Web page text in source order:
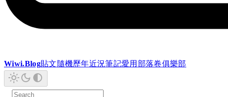
Wiwi.Blog貼文隨機歷年近況筆記愛用 部落卷俱樂部